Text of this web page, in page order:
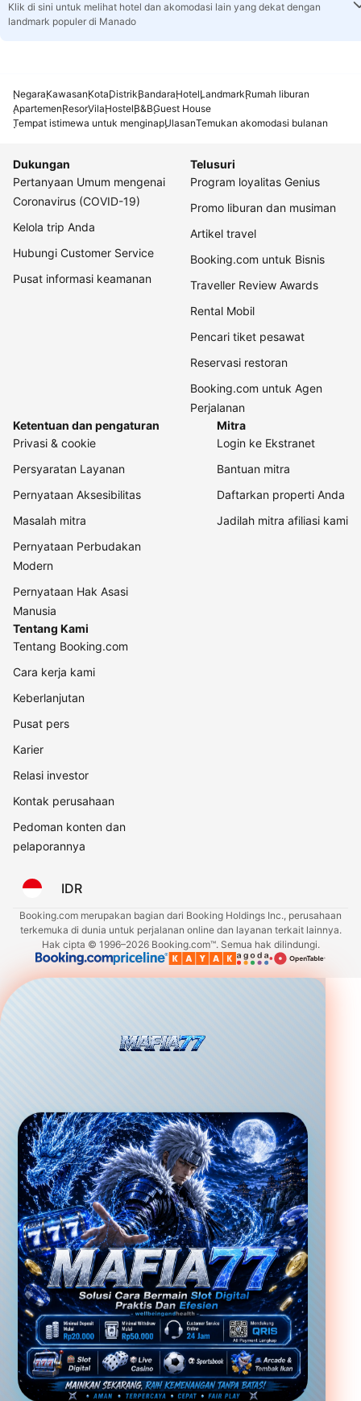
Klik di sini untuk melihat hotel dan akomodasi lain yang dekat dengan
landmark populer di Manado
NegaraKawasanKotaDistrikBandaraHotelLandmarkRumah liburan
ApartemenResorVilaHostelB&BGuest House
Tempat istimewa untuk menginapUlasanTemukan akomodasi bulanan
Dukungan
Pertanyaan Umum mengenai
Coronavirus (COVID-19)
Kelola trip Anda
Hubungi Customer Service
Pusat informasi keamanan
Telusuri
Program loyalitas Genius
Promo liburan dan musiman
Artikel travel
Booking.com untuk Bisnis
Traveller Review Awards
Rental Mobil
Pencari tiket pesawat
Reservasi restoran
Booking.com untuk Agen
Perjalanan
Ketentuan dan pengaturan
Privasi & cookie
Persyaratan Layanan
Pernyataan Aksesibilitas
Masalah mitra
Pernyataan Perbudakan
Modern
Pernyataan Hak Asasi
Manusia
Mitra
Login ke Ekstranet
Bantuan mitra
Daftarkan properti Anda
Jadilah mitra afiliasi kami
Tentang Kami
Tentang Booking.com
Cara kerja kami
Keberlanjutan
Pusat pers
Karier
Relasi investor
Kontak perusahaan
Pedoman konten dan
pelaporannya
IDR
Booking.com merupakan bagian dari Booking Holdings Inc., perusahaan
terkemuka di dunia untuk perjalanan online dan layanan terkait lainnya.
Hak cipta © 1996–2026 Booking.com™. Semua hak dilindungi.